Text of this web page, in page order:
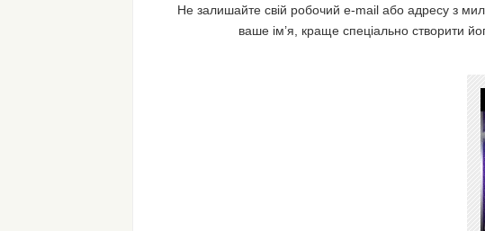
Не залишайте свій робочий e-mail або адресу з
ваше ім’я, краще спеціально створити